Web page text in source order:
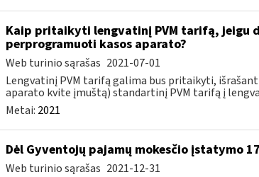
Kaip pritaikyti lengvatinį PVM tarifą, jeigu
perprogramuoti kasos aparato?
Web turinio sąrašas 2021-07-01
Lengvatinį PVM tarifą galima bus pritaikyti,
aparato kvite įmuštą) standartinį PVM tarifą į
Metai: 2021
Dėl Gyventojų pajamų mokesčio įstatymo
Web turinio sąrašas 2021-12-31